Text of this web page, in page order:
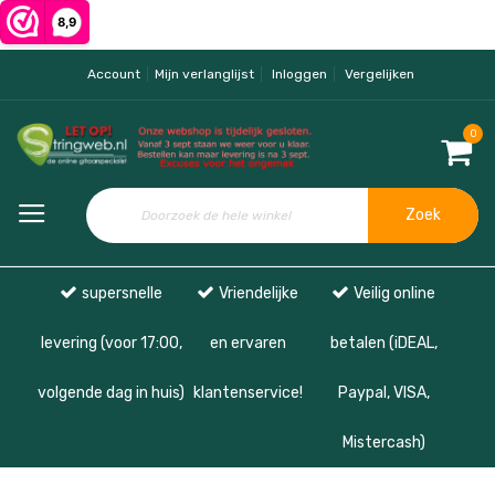
Account Mijn verlanglijst Inloggen Vergelijken
0
Zoek
supersnelle
levering (voor 17:00,
volgende dag in huis)
Vriendelijke
en ervaren
klantenservice!
Veilig online
betalen (iDEAL,
Paypal, VISA,
Mistercash)